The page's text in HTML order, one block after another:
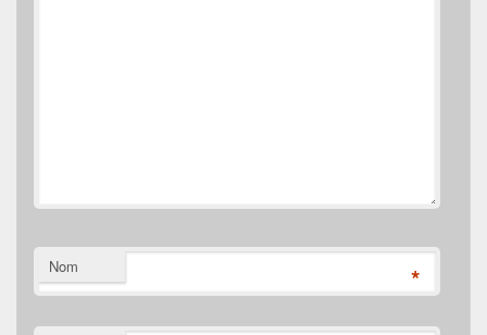
Nom *